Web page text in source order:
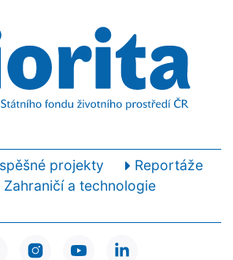
projekty
Reportáže
Zahraničí a technologie